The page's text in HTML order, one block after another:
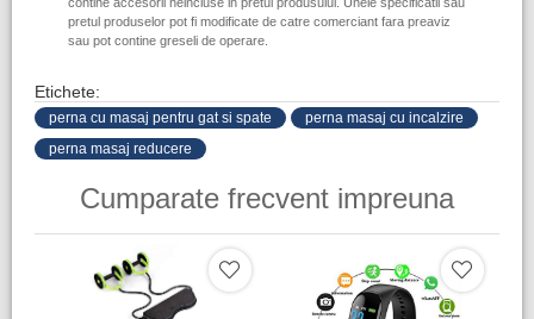
pretul produselor pot fi modificate de catre comerciant fara preaviz
sau pot contine greseli de operare.
Etichete:
perna cu masaj pentru gat si spate
perna masaj cu incalzire
perna masaj reducere
Cumparate frecvent impreuna